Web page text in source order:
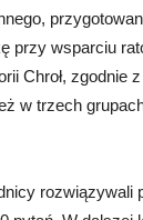
przy wsparciu
Chroł, zgodnie
w trzech
rozwiązywali